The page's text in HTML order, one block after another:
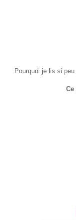
Pourquoi je lis si